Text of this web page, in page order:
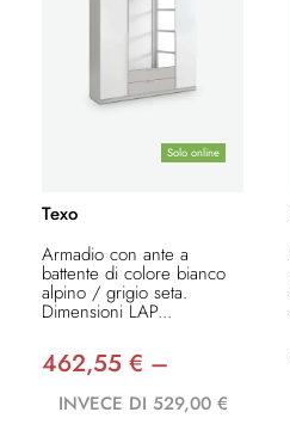
Solo online
Texo
Armadio con ante a
battente di colore bianco
alpino / grigio seta.
Dimensioni LAP...
462,55 € –
INVECE DI 529,00 €